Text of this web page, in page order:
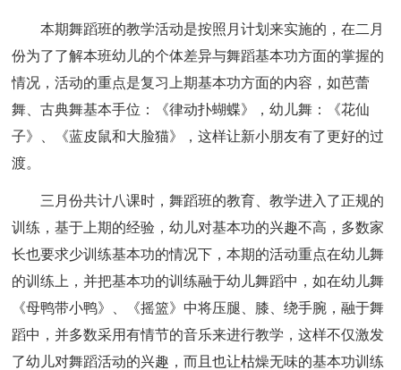
本期舞蹈班的教学活动是按照月计划来实施的，在二月
份为了了解本班幼儿的个体差异与舞蹈基本功方面的掌握的
情况，活动的重点是复习上期基本功方面的内容，如芭蕾
舞、古典舞基本手位：《律动扑蝴蝶》，幼儿舞：《花仙
子》、《蓝皮鼠和大脸猫》，这样让新小朋友有了更好的过
渡。
三月份共计八课时，舞蹈班的教育、教学进入了正规的
训练，基于上期的经验，幼儿对基本功的兴趣不高，多数家
长也要求少训练基本功的情况下，本期的活动重点在幼儿舞
的训练上，并把基本功的训练融于幼儿舞蹈中，如在幼儿舞
《母鸭带小鸭》、《摇篮》中将压腿、膝、绕手腕，融于舞
蹈中，并多数采用有情节的音乐来进行教学，这样不仅激发
了幼儿对舞蹈活动的兴趣，而且也让枯燥无味的基本功训练